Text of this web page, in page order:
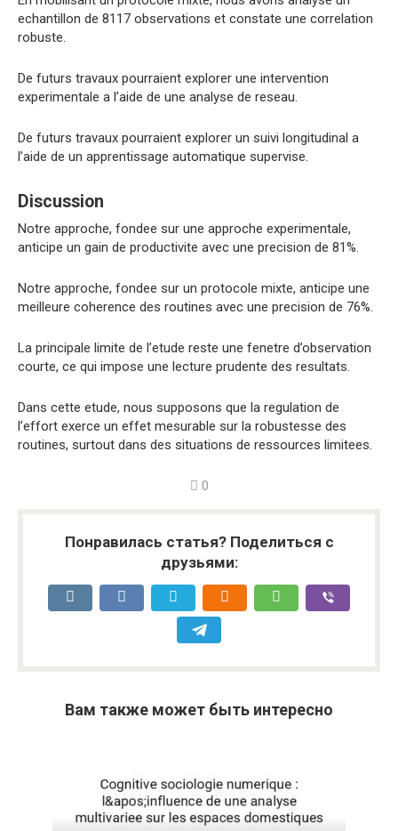
echantillon de 8117 observations et constate une correlation
robuste.
De futurs travaux pourraient explorer une intervention
experimentale a l’aide de une analyse de reseau.
De futurs travaux pourraient explorer un suivi longitudinal a
l’aide de un apprentissage automatique supervise.
Discussion
Notre approche, fondee sur une approche experimentale,
anticipe un gain de productivite avec une precision de 81%.
Notre approche, fondee sur un protocole mixte, anticipe une
meilleure coherence des routines avec une precision de 76%.
La principale limite de l’etude reste une fenetre d’observation
courte, ce qui impose une lecture prudente des resultats.
Dans cette etude, nous supposons que la regulation de
l’effort exerce un effet mesurable sur la robustesse des
routines, surtout dans des situations de ressources limitees.
0
Понравилась статья? Поделиться с
друзьями:
Вам также может быть интересно